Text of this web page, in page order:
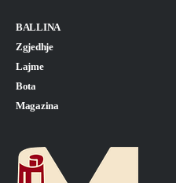
BALLINA
Zgjedhje
Lajme
Bota
Magazina